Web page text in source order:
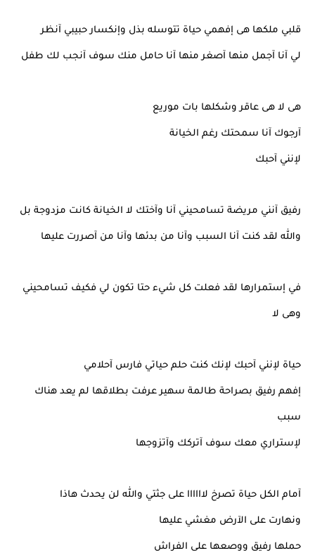
قلبي ملكها هى إفهمي حياة تتوسله بذل وإنكسار حبيبي آنظر
لي آنا آجمل منها آصغر منها آنا حامل منك سوف آنجب لك طفل
هى لا هى عاقر وشكلها بات موريع
آرجوك آنا سمحتك رغم الخيانة
لإنني آحبك
رفيق آنني مريضة تسامحيني آنا وآختك لا الخيانة كانت مزدوجة بل
والله لقد كنت آنا السبب وآنا من بدئها وآنا من آصررت عليها
في إستمرارها لقد فعلت كل شيء حتا تكون لي فكيف تسامحيني
وهى لا
حياة لإنني آحبك لإنك كنت حلم حياتي فارس آحلامي
إفهم رفيق بصراحة طالمة سهير عرفت بطلاقها لم يعد هناك
سبب
لإستراري معك سوف آتركك وآتزوجها
آمام الكل حياة تصرخ لاااااا على جثتي والله لن يحدث هاذا
ونهارت على الآرض مغشي عليها
حملها رفيق ووصعها على الفراش